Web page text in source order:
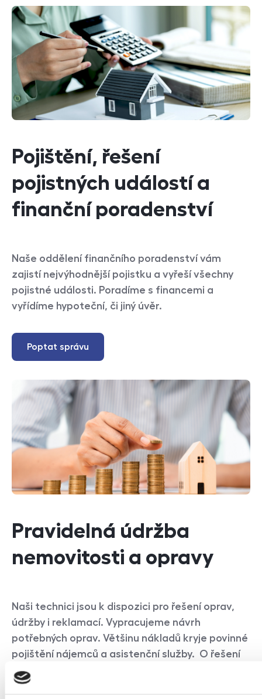
Pojištění, řešení
pojistných událostí a
finanční poradenství
Naše oddělení finančního poradenství vám
zajistí nejvýhodnější pojistku a vyřeší všechny
pojistné události. Poradíme s financemi a
vyřídíme hypoteční, či jiný úvěr.
Poptat správu
Pravidelná údržba
nemovitosti a opravy
Naši technici jsou k dispozici pro řešení oprav,
údržby i reklamací. Vypracujeme návrh
potřebných oprav. Většinu nákladů kryje povinné
pojištění nájemců a asistenční služby. O řešení
havárií se postará naše pohotovostní linka.